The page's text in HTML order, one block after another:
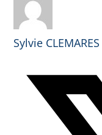
Sylvie CLEMARES